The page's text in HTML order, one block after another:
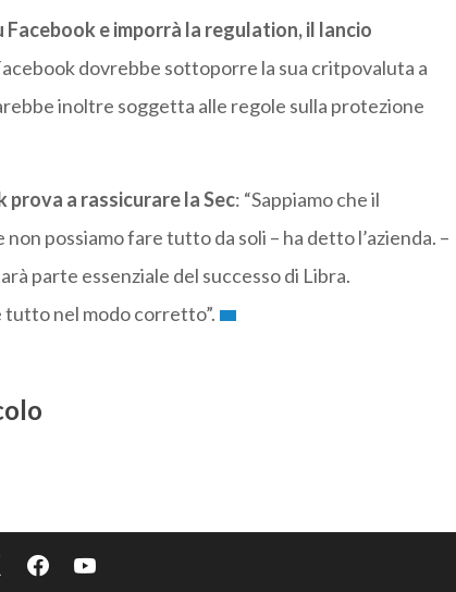
Facebook e imporrà la regulation, il lancio
dovrebbe sottoporre la sua critpovaluta a
inoltre soggetta alle regole sulla protezione
prova a rassicurare la Sec: “Sappiamo che il
possiamo fare tutto da soli – ha detto l’azienda. –
parte essenziale del successo di Libra.
nel modo corretto”.